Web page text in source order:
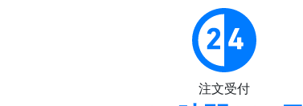
注文受付